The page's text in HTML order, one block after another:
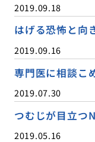
2019.09.18
はげる恐怖と向
2019.09.16
専門医に相談こ
2019.07.30
つむじが目立つ
2019.05.16